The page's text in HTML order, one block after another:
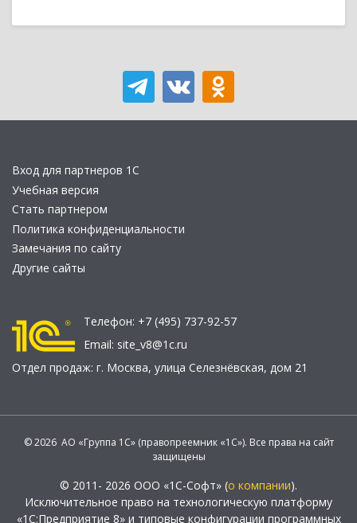
Вход для партнеров 1С
Учебная версия
Стать партнером
Политика конфиденциальности
Замечания по сайту
Другие сайты
Телефон: +7 (495) 737-92-57
Email: site_v8@1c.ru
Отдел продаж: г. Москва, улица Селезнёвская, дом 21
© 2026 АО «Группа 1С» (правопреемник «1С»). Все права на сайт
защищены
© 2011- 2026 ООО «1С-Софт» (о компании).
Исключительное право на технологическую платформу
«1С:Предприятие 8» и типовые конфигурации программных